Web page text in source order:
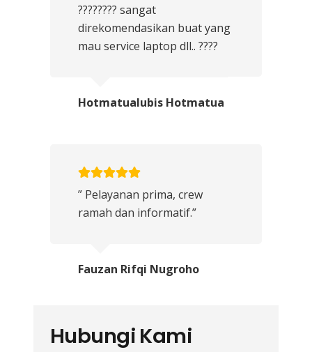
???????? sangat
direkomendasikan buat yang
mau service laptop dll.. ????
Hotmatualubis Hotmatua
” Pelayanan prima, crew
ramah dan informatif.”
Fauzan Rifqi Nugroho
Hubungi Kami